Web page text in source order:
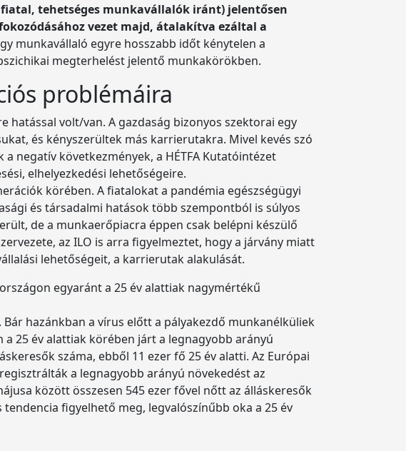
tehetséges munkavállalók iránt) jelentősen
vezet majd, átalakítva ezáltal a
munkavállaló egyre hosszabb időt kénytelen a
megterhelést jelentő munkakörökben.
problémáira
hatással volt/van. A gazdaság bizonyos szektorai egy
és kényszerültek más karrierutakra. Mivel kevés szó
negatív következmények, a HÉTFA Kutatóintézet
elhelyezkedési lehetőségeire.
körében. A fiatalokat a pandémia egészségügyi
és társadalmi hatások több szempontból is súlyos
de a munkaerőpiacra éppen csak belépni készülő
az ILO is arra figyelmeztet, hogy a járvány miatt
lehetőségeit, a karrierutak alakulását.
egyaránt a 25 év alattiak nagymértékű
hazánkban a vírus előtt a pályakezdő munkanélküliek
25 év alattiak körében járt a legnagyobb arányú
száma, ebből 11 ezer fő 25 év alatti. Az Európai
a legnagyobb arányú növekedést az
között összesen 545 ezer fővel nőtt az álláskeresők
figyelhető meg, legvalószínűbb oka a 25 év